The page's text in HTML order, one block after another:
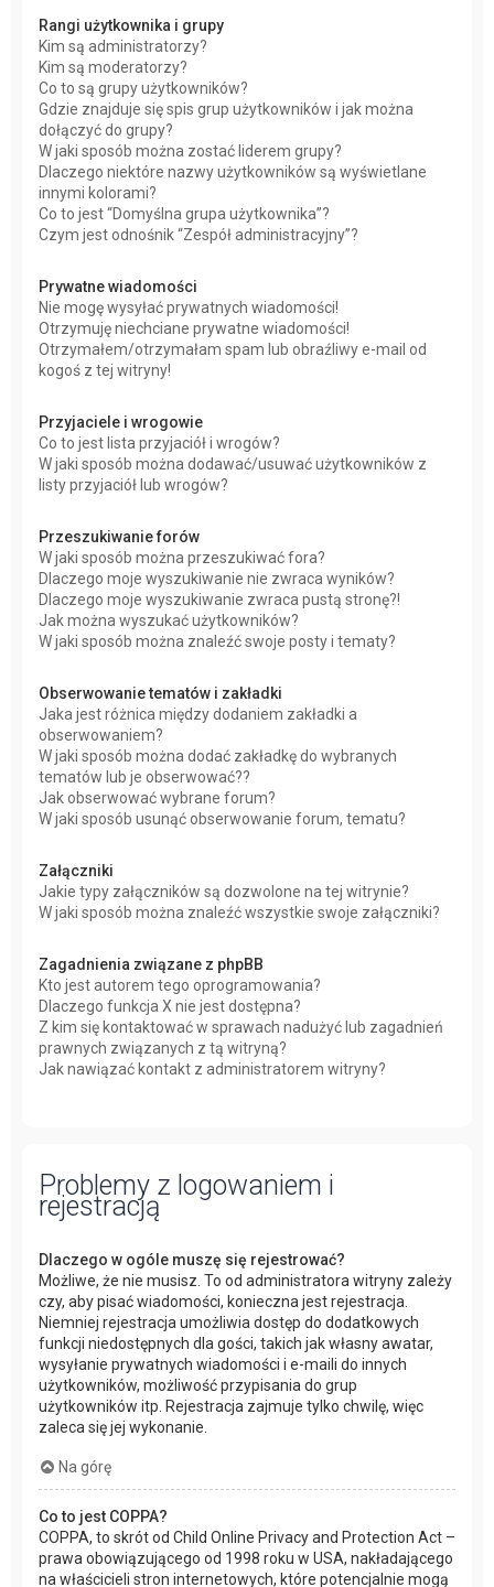
Rangi użytkownika i grupy
Kim są administratorzy?
Kim są moderatorzy?
Co to są grupy użytkowników?
Gdzie znajduje się spis grup użytkowników i jak można
dołączyć do grupy?
W jaki sposób można zostać liderem grupy?
Dlaczego niektóre nazwy użytkowników są wyświetlane
innymi kolorami?
Co to jest “Domyślna grupa użytkownika”?
Czym jest odnośnik “Zespół administracyjny”?
Prywatne wiadomości
Nie mogę wysyłać prywatnych wiadomości!
Otrzymuję niechciane prywatne wiadomości!
Otrzymałem/otrzymałam spam lub obraźliwy e-mail od
kogoś z tej witryny!
Przyjaciele i wrogowie
Co to jest lista przyjaciół i wrogów?
W jaki sposób można dodawać/usuwać użytkowników z
listy przyjaciół lub wrogów?
Przeszukiwanie forów
W jaki sposób można przeszukiwać fora?
Dlaczego moje wyszukiwanie nie zwraca wyników?
Dlaczego moje wyszukiwanie zwraca pustą stronę?!
Jak można wyszukać użytkowników?
W jaki sposób można znaleźć swoje posty i tematy?
Obserwowanie tematów i zakładki
Jaka jest różnica między dodaniem zakładki a
obserwowaniem?
W jaki sposób można dodać zakładkę do wybranych
tematów lub je obserwować??
Jak obserwować wybrane forum?
W jaki sposób usunąć obserwowanie forum, tematu?
Załączniki
Jakie typy załączników są dozwolone na tej witrynie?
W jaki sposób można znaleźć wszystkie swoje załączniki?
Zagadnienia związane z phpBB
Kto jest autorem tego oprogramowania?
Dlaczego funkcja X nie jest dostępna?
Z kim się kontaktować w sprawach nadużyć lub zagadnień
prawnych związanych z tą witryną?
Jak nawiązać kontakt z administratorem witryny?
Problemy z logowaniem i
rejestracją
Dlaczego w ogóle muszę się rejestrować?
Możliwe, że nie musisz. To od administratora witryny zależy
czy, aby pisać wiadomości, konieczna jest rejestracja.
Niemniej rejestracja umożliwia dostęp do dodatkowych
funkcji niedostępnych dla gości, takich jak własny awatar,
wysyłanie prywatnych wiadomości i e-maili do innych
użytkowników, możliwość przypisania do grup
użytkowników itp. Rejestracja zajmuje tylko chwilę, więc
zaleca się jej wykonanie.
Na górę
Co to jest COPPA?
COPPA, to skrót od Child Online Privacy and Protection Act –
prawa obowiązującego od 1998 roku w USA, nakładającego
na właścicieli stron internetowych, które potencjalnie mogą